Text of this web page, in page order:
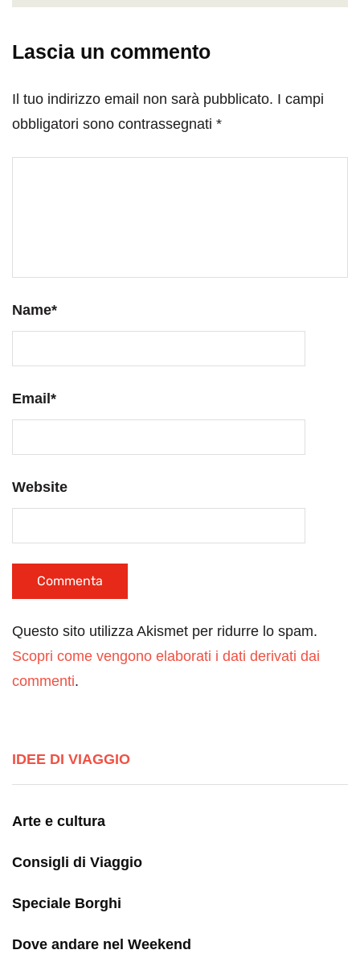
Lascia un commento
Il tuo indirizzo email non sarà pubblicato. I campi
obbligatori sono contrassegnati *
Name*
Email *
Website
Questo sito utilizza Akismet per ridurre lo spam.
Scopri come vengono elaborati i dati derivati dai
commenti.
IDEE DI VIAGGIO
Arte e cultura
Consigli di Viaggio
Speciale Borghi
Dove andare nel Weekend